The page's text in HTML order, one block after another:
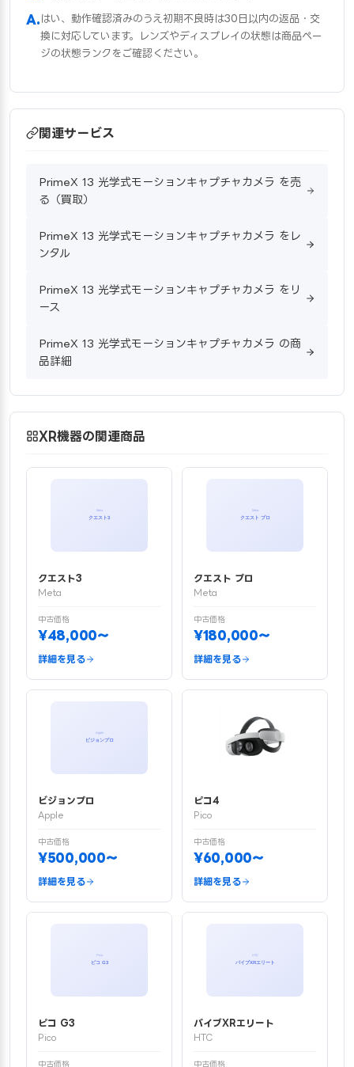
はい、動作確認済みのうえ初期不良時は30日以内の返品・交
換に対応しています。レンズやディスプレイの状態は商品ペー
ジの状態ランクをご確認ください。
関連サービス
PrimeX 13 光学式モーションキャプチャカメラ を売
る（買取）
PrimeX 13 光学式モーションキャプチャカメラ をレ
ンタル
PrimeX 13 光学式モーションキャプチャカメラ をリ
ース
PrimeX 13 光学式モーションキャプチャカメラ の商
品詳細
XR機器の関連商品
クエスト3
Meta
中古価格
¥48,000〜
詳細を見る
クエスト プロ
Meta
中古価格
¥180,000〜
詳細を見る
ビジョンプロ
Apple
中古価格
¥500,000〜
詳細を見る
ピコ4
Pico
中古価格
¥60,000〜
詳細を見る
ピコ G3
Pico
中古価格
バイブXRエリート
HTC
中古価格